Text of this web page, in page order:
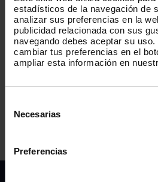
estadísticos de la navegación de
analizar sus preferencias en la
publicidad relacionada con sus
navegando debes aceptar su
cambiar tus preferencias en el
ampliar esta información en
Necesarias
Preferencias
¿Qué hacer y qué no hacer
« 1 2 3